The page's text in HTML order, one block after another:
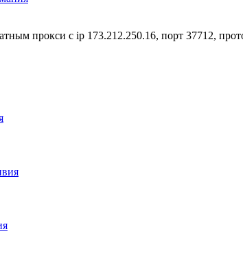
прокси с ip 173.212.250.16, порт 37712,